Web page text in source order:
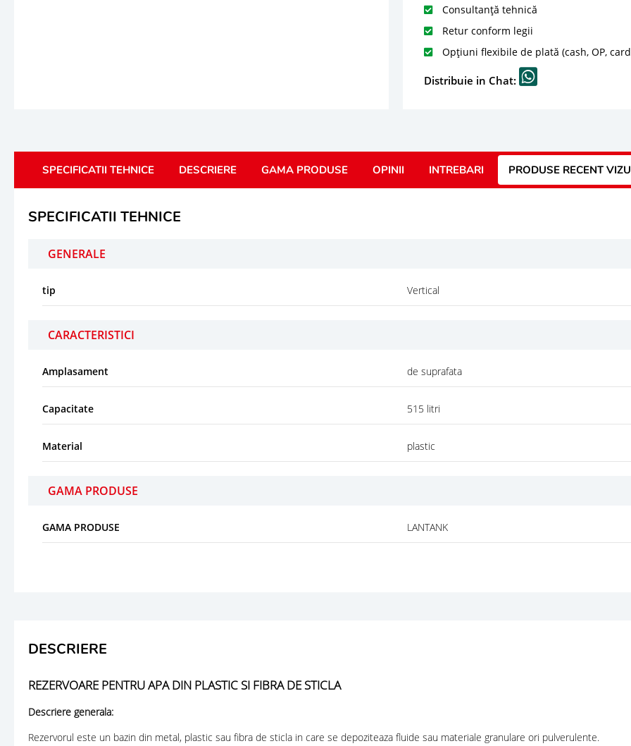
Consultanță tehnică
Retur conform legii
Opțiuni flexibile de plată (cash, OP,
Distribuie in Chat:
SPECIFICATII TEHNICE DESCRIERE GAMA PRODUSE OPINII INTREBARI PRODUSE RECENT
SPECIFICATII TEHNICE
GENERALE
tip Vertical
CARACTERISTICI
Amplasament de suprafata
Capacitate 515 litri
Material plastic
GAMA PRODUSE
GAMA PRODUSE LANTANK
DESCRIERE
REZERVOARE PENTRU APA DIN PLASTIC SI FIBRA DE STICLA
Descriere generala:
Rezervorul este un bazin din metal, plastic sau fibra de sticla in care se depoziteaza fluide sau materiale granulare ori pulverulente.